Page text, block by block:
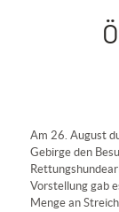
Am 26. August
Gebirge den
Vorstellung gab
Menge an